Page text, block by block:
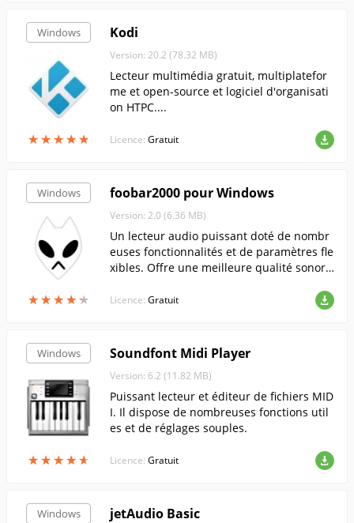
Windows
★★★★★
★★★★★
Kodi
Version: 20.2 (78.32 MB)
Lecteur multimédia gratuit, multiplatefor
me et open-source et logiciel d'organisati
on HTPC....
Licence: Gratuit
Windows
★★★★★
★★★★★
foobar2000 pour Windows
Version: 2.0 (6.36 MB)
Un lecteur audio puissant doté de nombr
euses fonctionnalités et de paramètres fle
xibles. Offre une meilleure qualité sonore,
nnalisation flexible de l'apparence.
Licence: Gratuit
Windows
★★★★★
★★★★★
Soundfont Midi Player
Version: 6.2 (11.82 MB)
Puissant lecteur et éditeur de fichiers MID
I. Il dispose de nombreuses fonctions util
es et de réglages souples.
Licence: Gratuit
Windows jetAudio Basic